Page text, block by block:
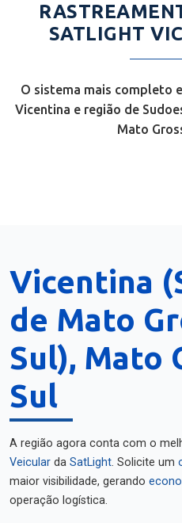
SATLIGHT
O sistema mais completo
Vicentina e região de
Mato
Vicentina
de Mato
Sul), Mato
Sul
A região agora conta com o
Veicular da SatLight. Solicite um
maior visibilidade, gerando
operação logística.